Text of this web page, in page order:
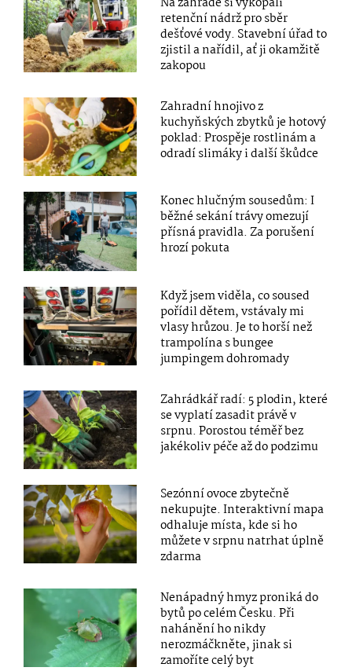
retenční nádrž pro sběr
dešťové vody. Stavební úřad to
zjistil a nařídil, ať ji okamžitě
zakopou
Zahradní hnojivo z
kuchyňských zbytků je hotový
poklad: Prospěje rostlinám a
odradí slimáky i další škůdce
Konec hlučným sousedům: I
běžné sekání trávy omezují
přísná pravidla. Za porušení
hrozí pokuta
Když jsem viděla, co soused
pořídil dětem, vstávaly mi
vlasy hrůzou. Je to horší než
trampolína s bungee
jumpingem dohromady
Zahrádkář radí: 5 plodin, které
se vyplatí zasadit právě v
srpnu. Porostou téměř bez
jakékoliv péče až do podzimu
Sezónní ovoce zbytečně
nekupujte. Interaktivní mapa
odhaluje místa, kde si ho
můžete v srpnu natrhat úplně
zdarma
Nenápadný hmyz proniká do
bytů po celém Česku. Při
nahánění ho nikdy
nerozmáčkněte, jinak si
zamoříte celý byt